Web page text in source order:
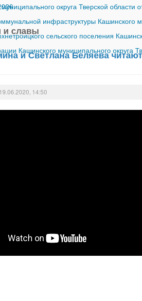
округа Тверской области
инфраструктуры Кашинского
сельского поселения
Кашинского муниципального округа
и славы
и Светлана Беляева
14:50